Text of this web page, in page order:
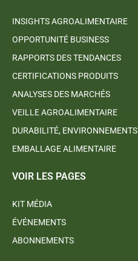
INSIGHTS AGROALIMENTAIRE
OPPORTUNITÉ BUSINESS
RAPPORTS DES TENDANCES
CERTIFICATIONS PRODUITS
ANALYSES DES MARCHÉS
VEILLE AGROALIMENTAIRE
DURABILITÉ, ENVIRONNEMENTS
EMBALLAGE ALIMENTAIRE
VOIR LES PAGES
KIT MÉDIA
ÉVÉNEMENTS
ABONNEMENTS